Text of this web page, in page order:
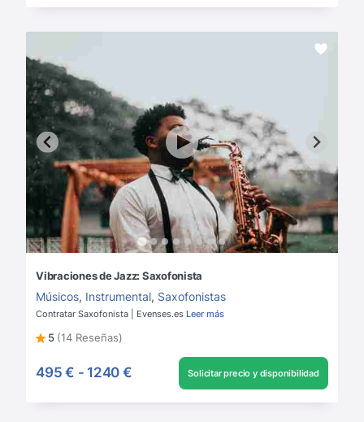
Vibraciones de Jazz: Saxofonista
Músicos, Instrumental, Saxofonistas
Contratar Saxofonista | Evenses.es Leer más
5 (14 Reseñas)
495 € - 1240 € Solicitar precio y disponibilidad